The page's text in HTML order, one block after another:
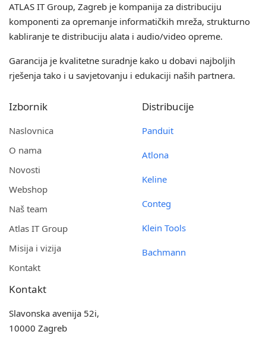
ATLAS IT Group, Zagreb je kompanija za distribuciju
komponenti za opremanje informatičkih mreža, strukturno
kabliranje te distribuciju alata i audio/video opreme.
Garancija je kvalitetne suradnje kako u dobavi najboljih
rješenja tako i u savjetovanju i edukaciji naših partnera.
Izbornik
Naslovnica
O nama
Novosti
Webshop
Naš team
Atlas IT Group
Misija i vizija
Kontakt
Distribucije
Panduit
Atlona
Keline
Conteg
Klein Tools
Bachmann
Kontakt
Slavonska avenija 52i,
10000 Zagreb